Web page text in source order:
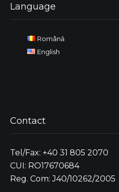
Language
Română
English
Contact
Tel/Fax: +40 31 805 2070
CUI: RO17670684
Reg. Com: J40/10262/2005